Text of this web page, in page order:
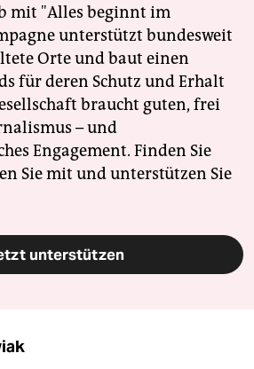
mit "Alles beginnt im
unterstützt bundesweit
Orte und baut einen
für deren Schutz und Erhalt
braucht guten, frei
– und
Engagement. Finden Sie
Sie mit und unterstützen Sie
unterstützen